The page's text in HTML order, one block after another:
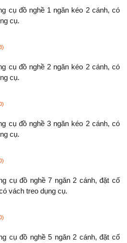
cụ đồ nghề 1 ngăn kéo 2 cánh, có
cụ.
cụ đồ nghề 2 ngăn kéo 2 cánh, có
cụ.
cụ đồ nghề 3 ngăn kéo 2 cánh, có
cụ.
cụ đồ nghề 7 ngăn 2 cánh, đặt cố
vách treo dụng cụ.
cụ đồ nghề 5 ngăn 2 cánh, đặt cố